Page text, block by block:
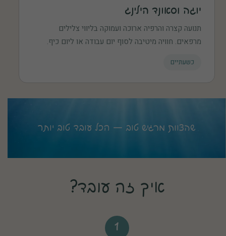
יוגה וסאונד הילינג
תנועה קצרה והרפיה ארוכה ועמוקה בליווי צלילים
מרפאים. חוויה מיטיבה לסוף יום עבודה או ליום כיף.
כשעתיים
כשהצוות מרגיש טוב — הכל עובד טוב יותר
איך זה עובד?
1